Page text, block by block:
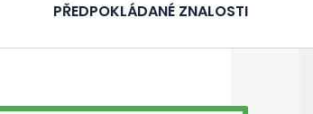
PŘEDPOKLÁDANÉ ZNALOSTI